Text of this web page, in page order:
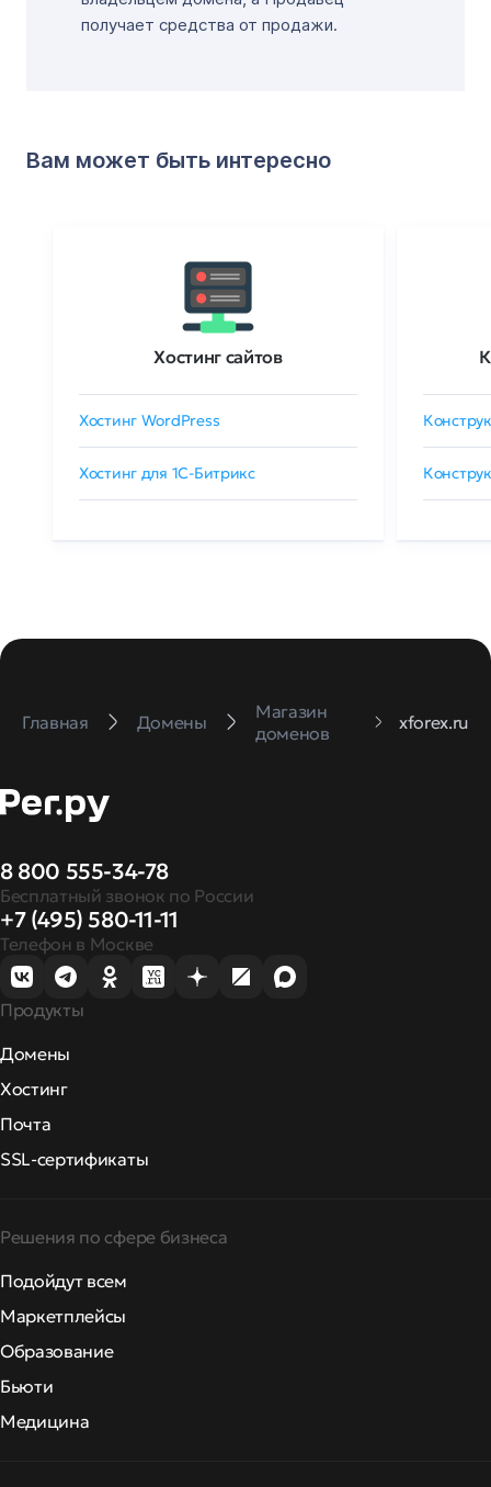
получает средства от продажи.
Вам может быть интересно
Хостинг сайтов
Хостинг WordPress
Хостинг для 1C-Битрикс
Главная Домены
Магазин
доменов
xforex.ru
8 800 555-34-78
Бесплатный звонок по России
+7 (495) 580-11-11
Телефон в Москве
Продукты
Домены
Хостинг
Почта
SSL-сертификаты
Решения по сфере бизнеса
Подойдут всем
Маркетплейсы
Образование
Бьюти
Медицина